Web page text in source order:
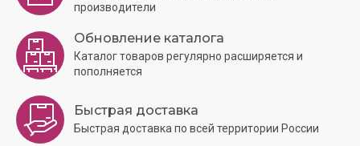
производители
Обновление каталога
Каталог товаров регулярно расширяется и
пополняется
Быстрая доставка
Быстрая доставка по всей территории России